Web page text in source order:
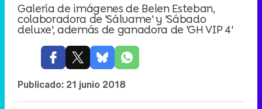
Galería de imágenes de Belen Esteban,
colaboradora de 'Sálvame' y 'Sábado
deluxe', además de ganadora de 'GH VIP 4'
Publicado: 21 junio 2018